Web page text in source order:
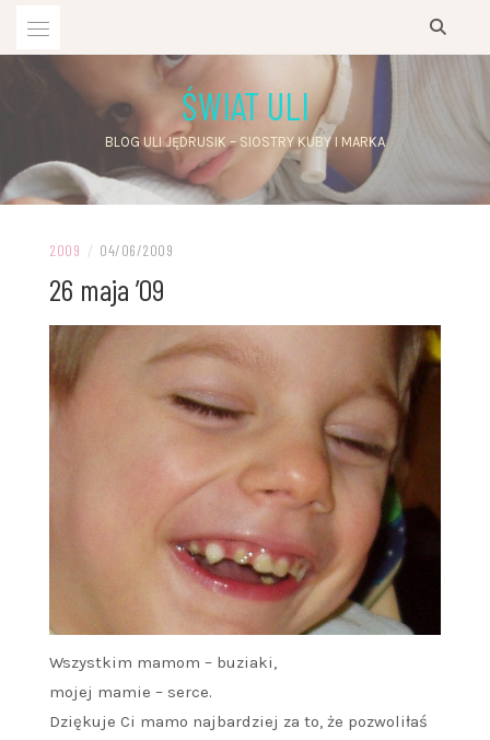
ŚWIAT ULI
BLOG ULI JĘDRUSIK – SIOSTRY KUBY I MARKA
2009 / 04/06/2009
26 maja ’09
Wszystkim mamom – buziaki,
mojej mamie – serce.
Dziękuje Ci mamo najbardziej za to, że pozwoliłaś